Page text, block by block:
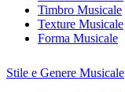
Timbro Musicale
Texture Musicale
Forma Musicale
Stile e Genere Musicale